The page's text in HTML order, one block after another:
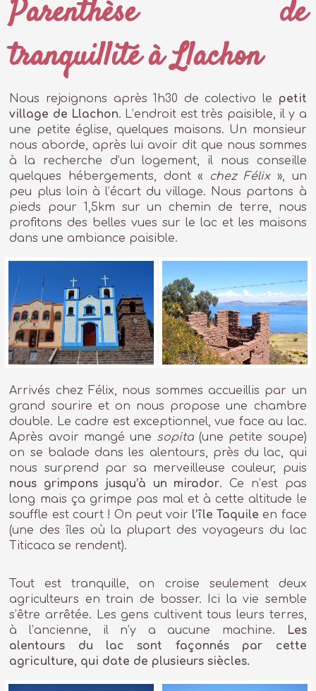
Parenthèse de
tranquillité à Llachon
Nous rejoignons après 1h30 de colectivo le petit
village de Llachon. L’endroit est très paisible, il y a
une petite église, quelques maisons. Un monsieur
nous aborde, après lui avoir dit que nous sommes
à la recherche d’un logement, il nous conseille
quelques hébergements, dont « chez Félix», un
peu plus loin à l’écart du village. Nous partons à
pieds pour 1,5km sur un chemin de terre, nous
profitons des belles vues sur le lac et les maisons
dans une ambiance paisible.
Arrivés chez Félix, nous sommes accueillis par un
grand sourire et on nous propose une chambre
double. Le cadre est exceptionnel, vue face au lac.
Après avoir mangé une sopita (une petite soupe)
on se balade dans les alentours, près du lac, qui
nous surprend par sa merveilleuse couleur, puis
nous grimpons jusqu’à un mirador. Ce n’est pas
long mais ça grimpe pas mal et à cette altitude le
souffle est court ! On peut voir l’île Taquile en face
(une des îles où la plupart des voyageurs du lac
Titicaca se rendent).
Tout est tranquille, on croise seulement deux
agriculteurs en train de bosser. Ici la vie semble
s’être arrêtée. Les gens cultivent tous leurs terres,
à l’ancienne, il n’y a aucune machine.
Les
alentours du lac sont façonnés par cette
agriculture, qui date de plusieurs siècles.